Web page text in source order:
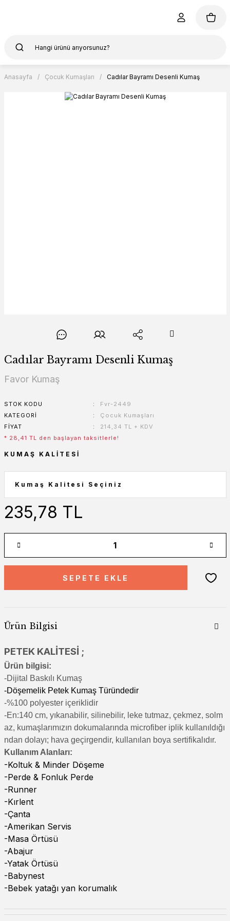
Anasayfa Çocuk Kumaşları Cadılar Bayramı Desenli Kumaş
Cadılar Bayramı Desenli Kumaş
Favor Kumaş
STOK KODU
Fvr-2449
KATEGORI
Çocuk Kumaşları
FIYAT
214,34 TL + KDV
* 28,41 TL den başlayan taksitlerle!
KUMAŞ KALITESI
235,78 TL
SEPETE EKLE
Ürün Bilgisi
PETEK KALİTESİ ;
Ürün bilgisi:
-Dijital Baskılı Kumaş
-Döşemelik Petek Kumaş Türündedir
-%100 polyester içeriklidir
-En:140 cm, yıkanabilir, silinebilir, leke tutmaz, çekmez, solm
az, kumaşlarımızın dokumalarında microfiber iplik kullanıldığı
ndan dolayı; hava geçirgendir, kullanılan boya sertifikalıdır.
Kullanım Alanları:
-Koltuk & Minder Döşeme
-Perde & Fonluk Perde
-Runner
-Kırlent
-Çanta
-Amerikan Servis
-Masa Örtüsü
-Abajur
-Yatak Örtüsü
-Babynest
-Bebek yatağı yan korumalık